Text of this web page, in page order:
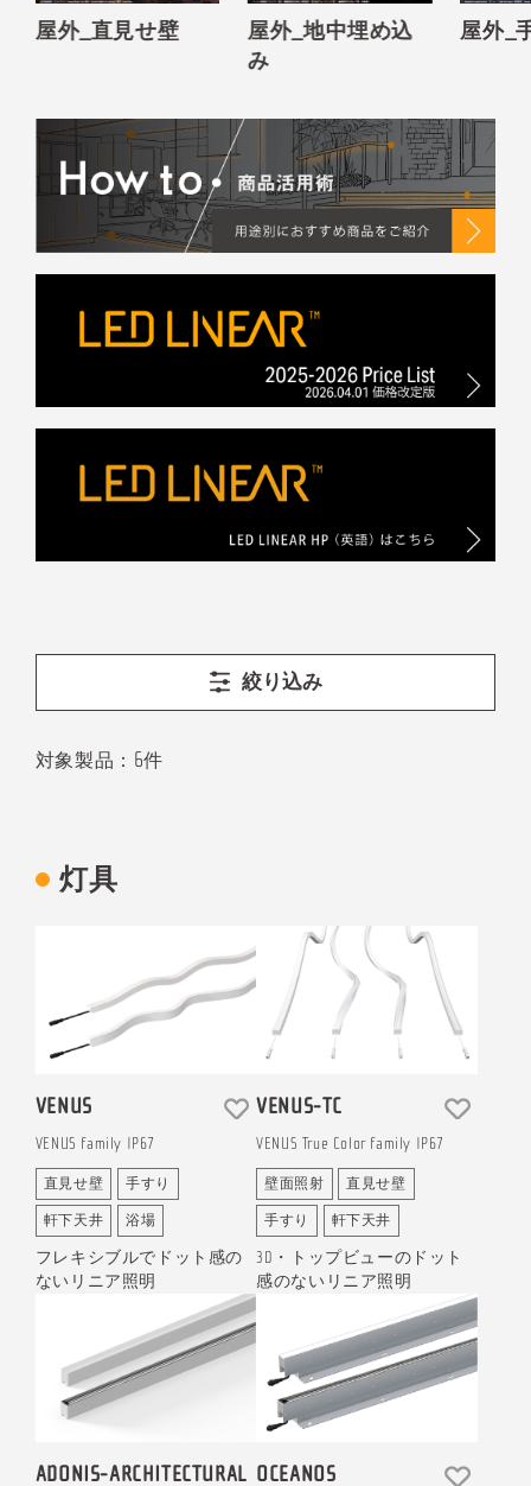
屋外_直見せ壁
屋外_地中埋め込
み
屋外_
絞り込み
対象製品： 6件
灯具
VENUS
VENUS family IP67
直見せ壁 手すり
軒下天井 浴場
フレキシブルでドット感の
ないリニア照明
VENUS-TC
VENUS True Color family IP67
壁面照射 直見せ壁
手すり 軒下天井
3D・トップビューのドット
感のないリニア照明
ADONIS-ARCHITECTURAL OCEANOS